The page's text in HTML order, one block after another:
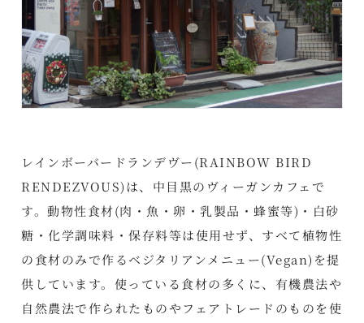
レインボーバードランデヴー(RAINBOW BIRD
RENDEZVOUS)は、中目黒のヴィーガンカフェで
す。動物性食材(肉・魚・卵・乳製品・蜂蜜等)・白砂
糖・化学調味料・保存料等は使用せず、すべて植物性
の食材のみで作るベジタリアンメニュー(Vegan)を提
供しています。使っている食材の多くに、有機農法や
自然農法で作られたものやフェアトレードのものを使